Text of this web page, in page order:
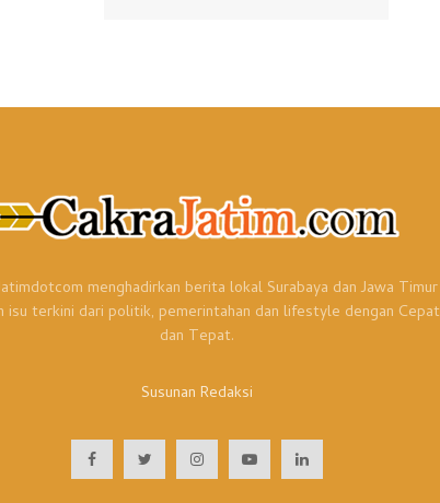
menghadirkan berita lokal Surabaya dan Jawa Timur
isu terkini dari politik, pemerintahan dan lifestyle dengan Cepat
dan Tepat.
Susunan Redaksi